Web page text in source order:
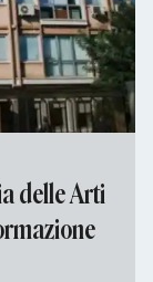
delle Arti